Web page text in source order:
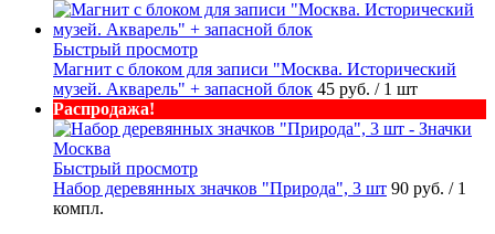
Быстрый просмотр
Магнит с блоком для записи "Москва. Исторический
музей. Акварель" + запасной блок 45 руб. / 1 шт
Распродажа!
Быстрый просмотр
Набор деревянных значков "Природа", 3 шт 90 руб. / 1
компл.